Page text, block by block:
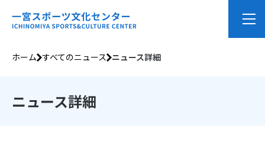
ホーム すべてのニュース ニュース詳細
ニュース詳細